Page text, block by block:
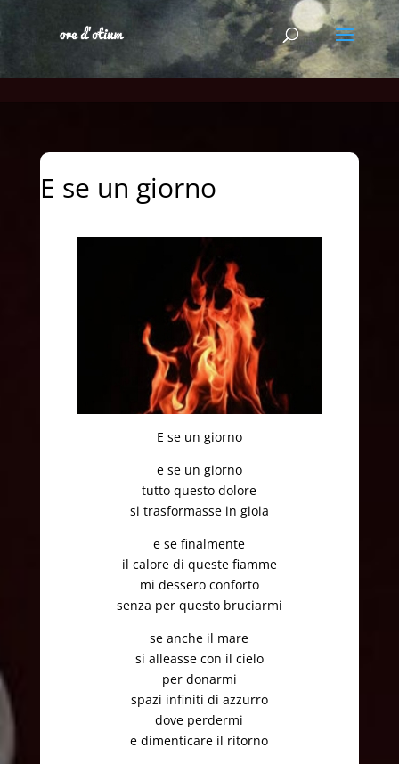
E se un giorno
E se un giorno
e se un giorno
tutto questo dolore
si trasformasse in gioia
e se finalmente
il calore di queste fiamme
mi dessero conforto
senza per questo bruciarmi
se anche il mare
si alleasse con il cielo
per donarmi
spazi infiniti di azzurro
dove perdermi
e dimenticare il ritorno